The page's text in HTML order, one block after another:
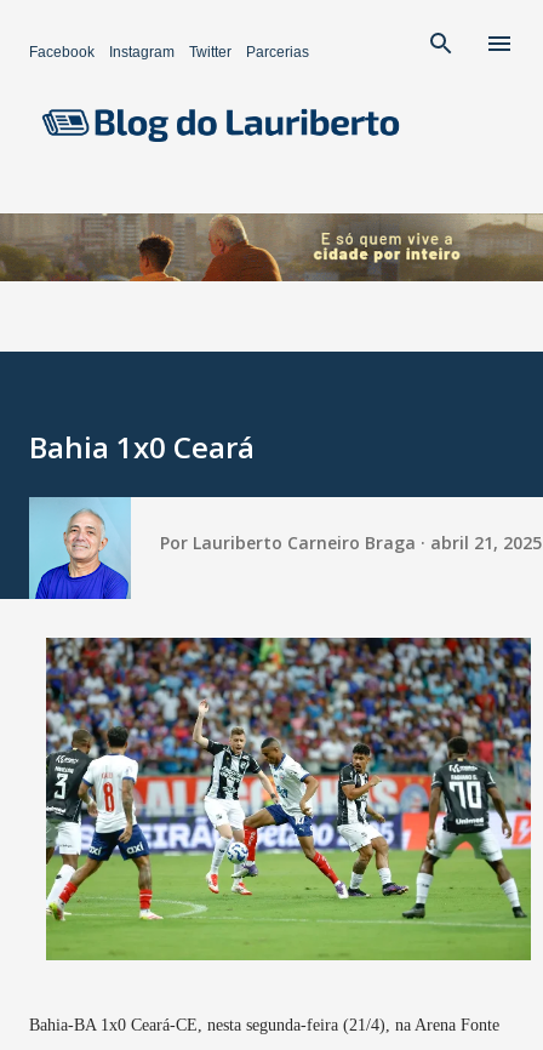
Facebook Instagram Twitter Parcerias
Bahia 1x0 Ceará
Por Lauriberto Carneiro Braga abril 21, 2025
Bahia-BA 1x0 Ceará-CE, nesta segunda-feira (21/4), na Arena Fonte